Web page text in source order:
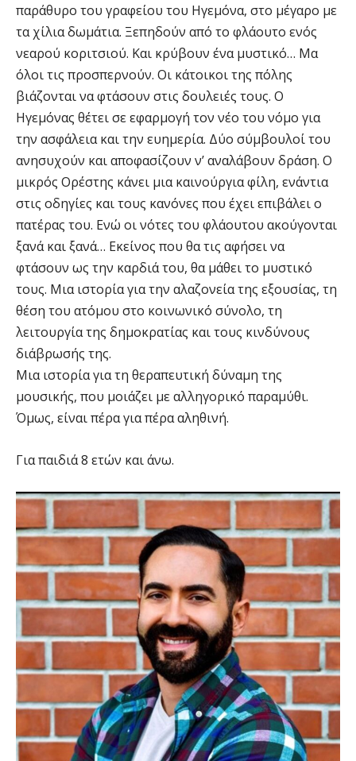
παράθυρο του γραφείου του Ηγεμόνα, στο μέγαρο με
τα χίλια δωμάτια. Ξεπηδούν από το φλάουτο ενός
νεαρού κοριτσιού. Και κρύβουν ένα μυστικό… Μα
όλοι τις προσπερνούν. Οι κάτοικοι της πόλης
βιάζονται να φτάσουν στις δουλειές τους. Ο
Ηγεμόνας θέτει σε εφαρμογή τον νέο του νόμο για
την ασφάλεια και την ευημερία. Δύο σύμβουλοί του
ανησυχούν και αποφασίζουν ν’ αναλάβουν δράση. Ο
μικρός Ορέστης κάνει μια καινούργια φίλη, ενάντια
στις οδηγίες και τους κανόνες που έχει επιβάλει ο
πατέρας του. Ενώ οι νότες του φλάουτου ακούγονται
ξανά και ξανά… Εκείνος που θα τις αφήσει να
φτάσουν ως την καρδιά του, θα μάθει το μυστικό
τους. Μια ιστορία για την αλαζονεία της εξουσίας, τη
θέση του ατόμου στο κοινωνικό σύνολο, τη
λειτουργία της δημοκρατίας και τους κινδύνους
διάβρωσής της.
Μια ιστορία για τη θεραπευτική δύναμη της
μουσικής, που μοιάζει με αλληγορικό παραμύθι.
Όμως, είναι πέρα για πέρα αληθινή.
Για παιδιά 8 ετών και άνω.